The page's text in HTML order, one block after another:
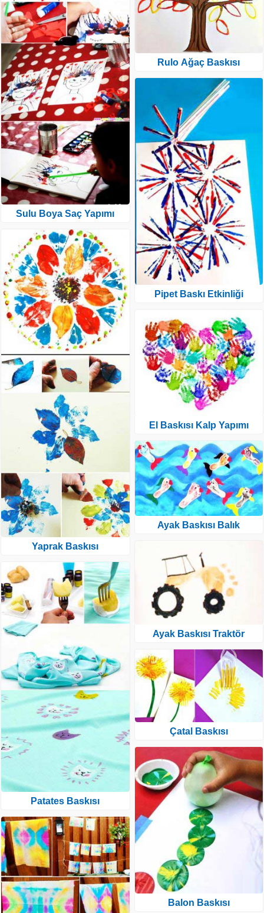
Sulu Boya Saç Yapımı
Yaprak Baskısı
Patates Baskısı
Rulo Ağaç Baskısı
Pipet Baskı Etkinliği
El Baskısı Kalp Yapımı
Ayak Baskısı Balık
Ayak Baskısı Traktör
Çatal Baskısı
Balon Baskısı